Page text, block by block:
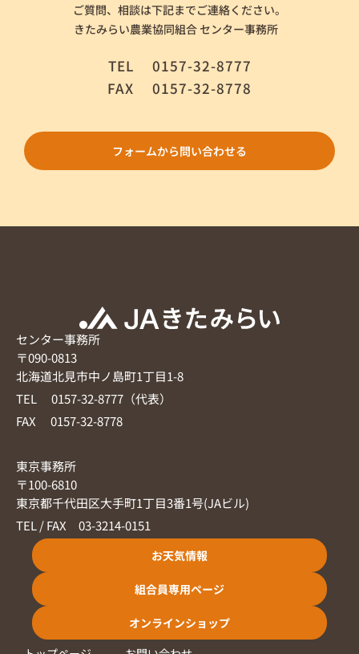
ご質問、相談は下記までご連絡ください。
きたみらい農業協同組合 センター事務所
TEL 0157-32-8777
FAX 0157-32-8778
フォームから問い合わせる
センター事務所
〒090-0813
北海道北見市中ノ島町1丁目1-8
TEL 0157-32-8777（代表）
FAX 0157-32-8778
東京事務所
〒100-6810
東京都千代田区大手町1丁目3番1号(JAビル)
TEL / FAX 03-3214-0151
お天気情報
組合員専用ページ
オンラインショップ